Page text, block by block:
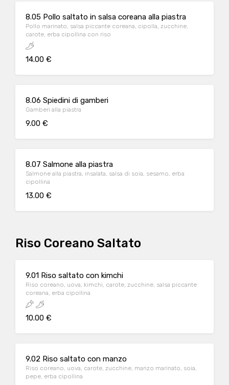
8.05 Pollo saltato in salsa coreana alla piastra
Pollo marinato, salsa piccante coreana, cipolla, zucchine,
carote, erba cipollina con riso
14.00 €
8.06 Spiedini di gamberi
Gamberi alla piastra
9.00 €
8.07 Salmone alla piastra
Salmone alla piastra, insalata, salsa di soia, sesamo, erba
cipollina
13.00 €
Riso Coreano Saltato
9.01 Riso saltato con kimchi
Riso coreano, uova, kimchi, carote, zucchine, salsa piccante
coreana, erba cipollina
10.00 €
9.02 Riso saltato con manzo
Riso coreano, uova, carote, zucchine, manzo marinato, soia,
pepe, erba cipollina